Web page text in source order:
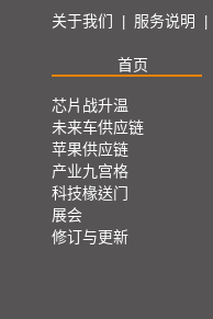
关于我们 服务说明
首页
芯片战升温
未来车供应链
苹果供应链
产业九宫格
科技椽送门
展会
修订与更新